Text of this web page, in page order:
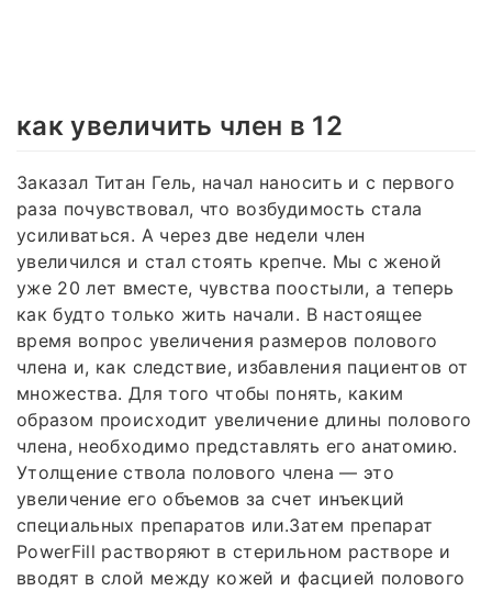
как увеличить член в 12
Заказал Титан Гель, начал наносить и с первого
раза почувствовал, что возбудимость стала
усиливаться. А через две недели член
увеличился и стал стоять крепче. Мы с женой
уже 20 лет вместе, чувства поостыли, а теперь
как будто только жить начали. В настоящее
время вопрос увеличения размеров полового
члена и, как следствие, избавления пациентов от
множества. Для того чтобы понять, каким
образом происходит увеличение длины полового
члена, необходимо представлять его анатомию.
Утолщение ствола полового члена — это
увеличение его объемов за счет инъекций
специальных препаратов или.Затем препарат
PowerFill растворяют в стерильном растворе и
вводят в слой между кожей и фасцией полового